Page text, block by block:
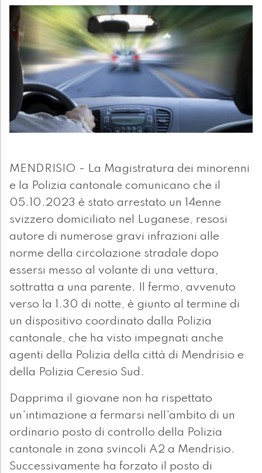
MENDRISIO - La Magistratura dei minorenni
e la Polizia cantonale comunicano che il
05.10.2023 è stato arrestato un 14enne
svizzero domiciliato nel Luganese, resosi
autore di numerose gravi infrazioni alle
norme della circolazione stradale dopo
essersi messo al volante di una vettura,
sottratta a una parente. Il fermo, avvenuto
verso la 1.30 di notte, è giunto al termine di
un dispositivo coordinato dalla Polizia
cantonale, che ha visto impegnati anche
agenti della Polizia della città di Mendrisio e
della Polizia Ceresio Sud.
Dapprima il giovane non ha rispettato
un'intimazione a fermarsi nell'ambito di un
ordinario posto di controllo della Polizia
cantonale in zona svincoli A2 a Mendrisio.
Successivamente ha forzato il posto di